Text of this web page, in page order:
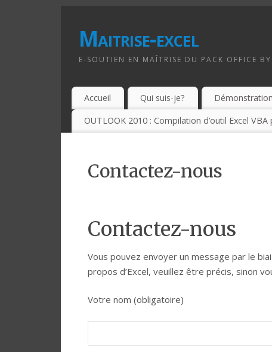
Maitrise-excel
E-SOUTIEN EN MAÎTRISE DU PACK OFFICE
Accueil Qui suis-je?
OUTLOOK 2010 : Compilation d’outil Excel
Contactez-nous
Contactez-nous
Vous pouvez envoyer un message par le
propos d’Excel, veuillez être précis, sinon
Votre nom (obligatoire)